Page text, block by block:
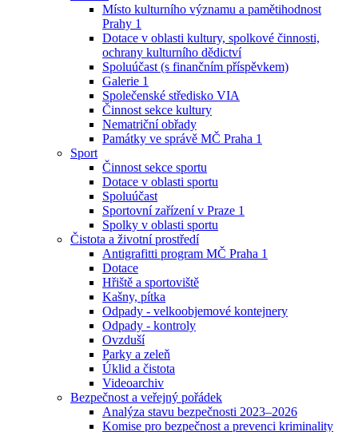
Místo kulturního významu a pamětihodnost
Prahy 1
Dotace v oblasti kultury, spolkové činnosti,
ochrany kulturního dědictví
Spoluúčast (s finančním příspěvkem)
Galerie 1
Společenské středisko VIA
Činnost sekce kultury
Nematriční obřady
Památky ve správě MČ Praha 1
Sport
Činnost sekce sportu
Dotace v oblasti sportu
Spoluúčast
Sportovní zařízení v Praze 1
Spolky v oblasti sportu
Čistota a životní prostředí
Antigrafitti program MČ Praha 1
Dotace
Hřiště a sportoviště
Kašny, pítka
Odpady - velkoobjemové kontejnery
Odpady - kontroly
Ovzduší
Parky a zeleň
Úklid a čistota
Videoarchiv
Bezpečnost a veřejný pořádek
Analýza stavu bezpečnosti 2023–2026
Komise pro bezpečnost a prevenci kriminality